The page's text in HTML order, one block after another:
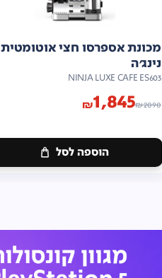
מכונת אספרסו חצי אוטומטית
נינג'ה
NINJA LUXE CAFE ES603
₪2090
₪1,845
הוספה לסל